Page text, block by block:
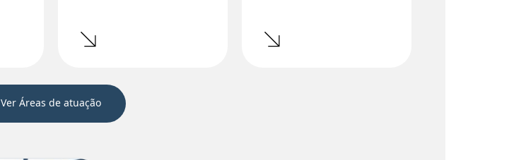
Ver Áreas de atuação